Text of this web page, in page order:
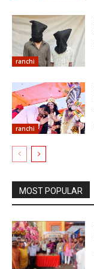
ranchi
ranchi
MOST POPULAR